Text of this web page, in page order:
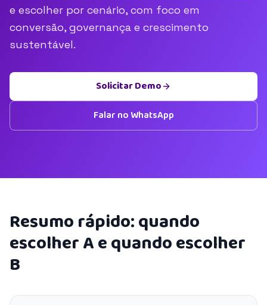
e escolher por cenário, com foco em
conversão, governança e crescimento
sustentável.
Solicitar Demo
Falar no WhatsApp
Resumo rápido: quando
escolher A e quando escolher
B